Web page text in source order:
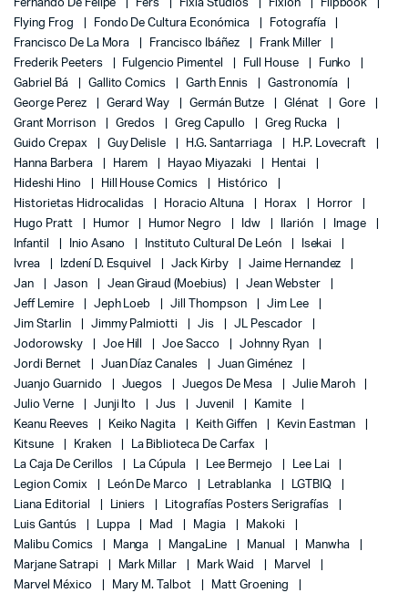
Fernando De Felipe
Fers Fixia Studios Fixion
Flipbook
Flying Frog
Fondo De Cultura Económica
Fotografía
Francisco De La Mora
Francisco Ibáñez
Frank Miller
Frederik Peeters
Fulgencio Pimentel Full House
Funko
Gabriel Bá
Gallito Comics Garth Ennis
Gastronomía
George Perez
Gerard Way Germán Butze Glénat
Gore
Grant Morrison
Gredos Greg Capullo
Greg Rucka
Guido Crepax
Guy Delisle H.G. Santarriaga
H.P. Lovecraft
Hanna Barbera
Harem Hayao Miyazaki
Hentai
Hideshi Hino
Hill House Comics
Histórico
Historietas Hidrocalidas
Horacio Altuna Horax
Horror
Hugo Pratt
Humor Humor Negro Idw Ilarión
Image
Infantil
Inio Asano Instituto Cultural De León
Isekai
Ivrea
Izdení D. Esquivel Jack Kirby
Jaime Hernandez
Jan
Jason Jean Giraud (Moebius)
Jean Webster
Jeff Lemire
Jeph Loeb Jill Thompson
Jim Lee
Jim Starlin
Jimmy Palmiotti Jis
JL Pescador
Jodorowsky
Joe Hill Joe Sacco
Johnny Ryan
Jordi Bernet
Juan Díaz Canales
Juan Giménez
Juanjo Guarnido
Juegos Juegos De Mesa
Julie Maroh
Julio Verne
Junji Ito Jus Juvenil
Kamite
Keanu Reeves
Keiko Nagita Keith Giffen
Kevin Eastman
Kitsune
Kraken
La Biblioteca De Carfax
La Caja De Cerillos
La Cúpula Lee Bermejo
Lee Lai
Legion Comix
León De Marco Letrablanka
LGTBIQ
Liana Editorial
Liniers
Litografías Posters Serigrafías
Luis Gantús
Luppa Mad Magia
Makoki
Malibu Comics
Manga MangaLine Manual
Manwha
Marjane Satrapi
Mark Millar Mark Waid
Marvel
Marvel México
Mary M. Talbot
Matt Groening